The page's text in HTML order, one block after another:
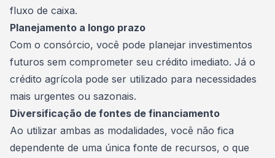
fluxo de caixa.
Planejamento a longo prazo
Com o consórcio, você pode planejar investimentos
futuros sem comprometer seu crédito imediato. Já o
crédito agrícola pode ser utilizado para necessidades
mais urgentes ou sazonais.
Diversificação de fontes de financiamento
Ao utilizar ambas as modalidades, você não fica
dependente de uma única fonte de recursos, o que